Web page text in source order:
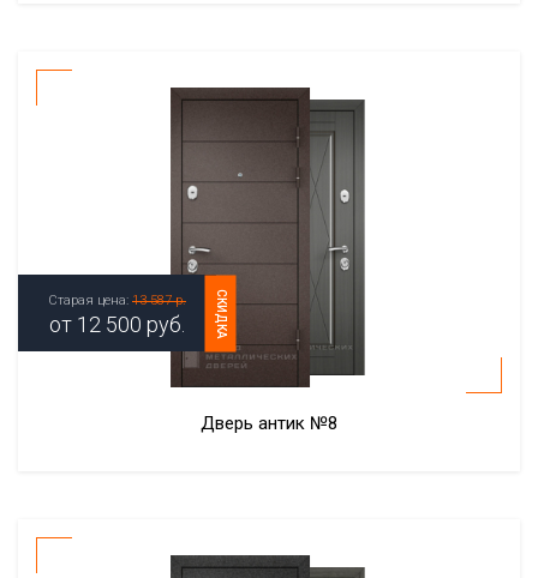
СКИДКА
Старая цена: 13 587 р.
от 12 500 руб.
Дверь антик №8